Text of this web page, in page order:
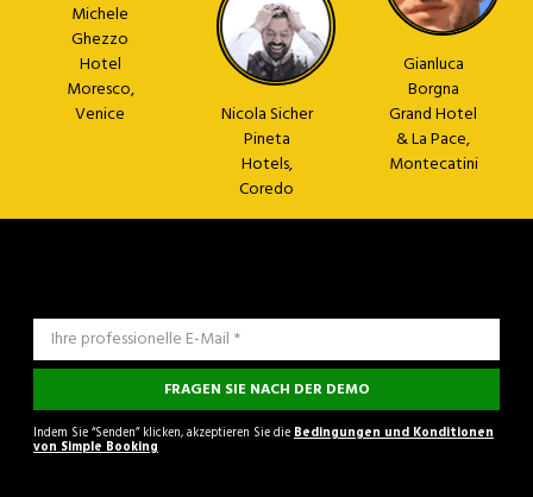
Michele
Ghezzo
Hotel
Moresco,
Venice
Nicola Sicher
Pineta
Hotels,
Coredo
Gianluca
Borgna
Grand Hotel
& La Pace,
Montecatini
FRAGEN SIE NACH DER DEMO
Indem Sie “Senden” klicken, akzeptieren Sie dieBedingungen und Konditionen
von Simple Booking